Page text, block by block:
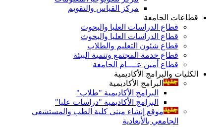
مركز القياس والتقويم
قطاعات الجامعة
قطاع الدراسات العليا والبحوث
قطاع الدراسات العليا والبحوث
قطاع شئون التعليم والطلاب
قطاع خدمة المجتمع وتنمية البيئة
قطاع أمين عــــام الجامعة
الكليات والبرامج الأكاديمية
البرامج الأكاديمية
البرامج الأكاديمية "طلاب"
البرامج الأكاديمية "دراسات عليا"
موقع إنشاء مبنى كلية الطب والمستشفى
الجامعي بالأبعادية